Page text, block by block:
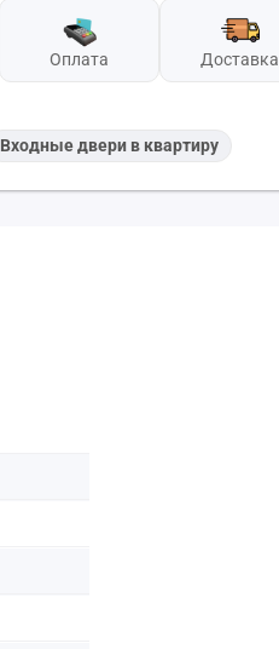
Оплата Доставка
Входные двери в квартиру